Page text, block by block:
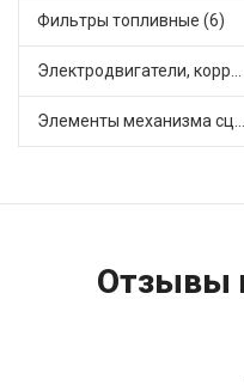
Фильтры топливные (6)
Электродвигатели, корректоры и приводы автомобильн (3)
Элементы механизма сцепления (21)
Отзывы